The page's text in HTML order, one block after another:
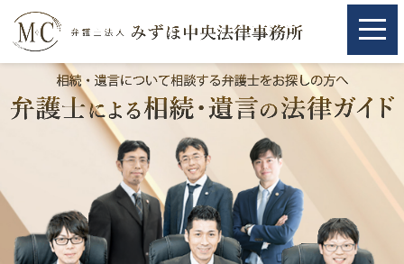
取扱分野
相続・遺言
離婚（夫婦間トラブル）
取扱分野
相続・遺言
離婚（夫婦間トラブル）